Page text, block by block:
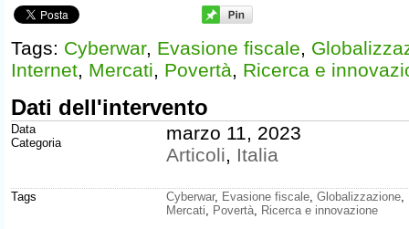
Tags: Cyberwar, Evasione fiscale
Internet Mercati Povertà Ricerca e
Dati dell'intervento
Data
Categoria
marzo 11, 2023
Articoli
Italia
Tags Cyberwar, Evasione fiscale Globalizzazione
Mercati
Povertà Ricerca e innovazione